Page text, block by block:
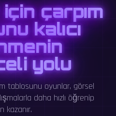
çarpım
kalıcı
yolu
tablosunu oyunlar, görsel
daha hızlı öğrenip
kazanır.